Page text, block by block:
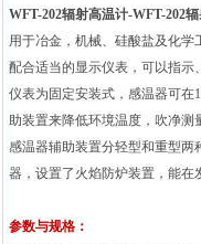
WFT-202辐射高温计-WFT-202
用于冶金，机械、硅酸盐及化
配合适当的显示仪表，可以指示
仪表为固定安装式，感温器可
助装置来降低环境温度，吹净测
感温器辅助装置分轻型和重型两
器，设置了火焰防炉装置，能在
参数与规格：